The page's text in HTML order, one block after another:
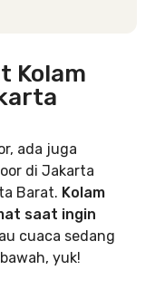
Kolam
ada juga
di Jakarta
Barat. Kolam
saat ingin
cuaca sedang
yuk!